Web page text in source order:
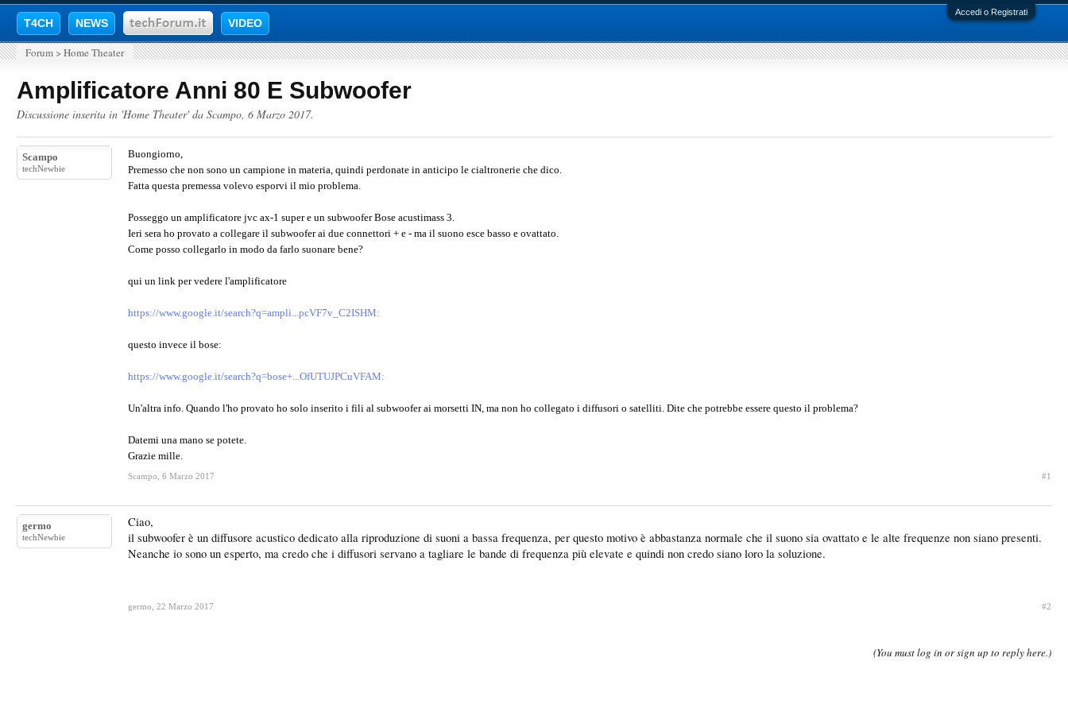
Accedi o Registrati
T4CH NEWS VIDEO
Forum > Home Theater
Amplificatore Anni 80 E Subwoofer
Discussione inserita in 'Home Theater' da Scampo, 6 Marzo 2017.
Scampo
techNewbie
Buongiorno,
Premesso che non sono un campione in materia, quindi perdonate in anticipo le cialtronerie che dico.
Fatta questa premessa volevo esporvi il mio problema.
Posseggo un amplificatore jvc ax-1 super e un subwoofer Bose acustimass 3.
Ieri sera ho provato a collegare il subwoofer ai due connettori + e - ma il suono esce basso e ovattato.
Come posso collegarlo in modo da farlo suonare bene?
qui un link per vedere l'amplificatore
https://www.google.it/search?q=ampli...pcVF7v_C2ISHM:
questo invece il bose:
https://www.google.it/search?q=bose+...OfUTUJPCuVFAM:
Un'altra info. Quando l'ho provato ho solo inserito i fili al subwoofer ai morsetti IN, ma non ho collegato i diffusori o satelliti. Dite che potrebbe essere questo il problema?
Datemi una mano se potete.
Grazie mille.
Scampo 6 Marzo 2017 #1
germo
techNewbie
Ciao,
il subwoofer è un diffusore acustico dedicato alla riproduzione di suoni a bassa frequenza, per questo motivo è abbastanza normale che il suono sia ovattato e le alte frequenze non siano presenti.
Neanche io sono un esperto, ma credo che i diffusori servano a tagliare le bande di frequenza più elevate e quindi non credo siano loro la soluzione.
germo 22 Marzo 2017 #2
(You must log in or sign up to reply here.)